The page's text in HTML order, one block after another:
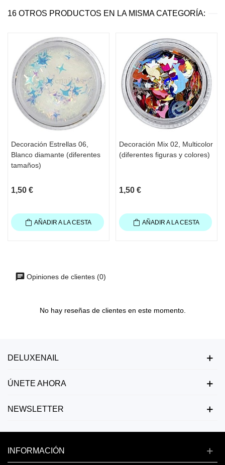
16 OTROS PRODUCTOS EN LA MISMA CATEGORÍA:
Decoración Estrellas 06,
Blanco diamante (diferentes
tamaños)
1,50 €
AÑADIR A LA CESTA
Decoración Mix 02, Multicolor
(diferentes figuras y colores)
1,50 €
AÑADIR A LA CESTA
Opiniones de clientes (0)
No hay reseñas de clientes en este momento.
DELUXENAIL
ÚNETE AHORA
NEWSLETTER
INFORMACIÓN